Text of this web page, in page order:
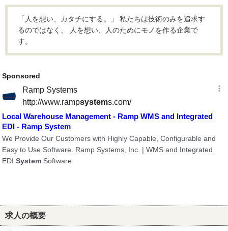
「人を想い、カタチにする。」 私たちは技術のみを追求す
るのではなく、 人を想い、人のためにモノを作る企業で
す。
求人の概要